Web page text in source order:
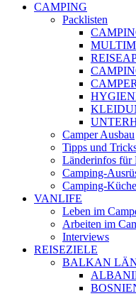
CAMPING
Packlisten
Camper Ausbau
Tipps und
Länderinfos für
Camping-
Camping-Küche
VANLIFE
Leben im
Arbeiten im
Interviews
REISEZIELE
BALKAN